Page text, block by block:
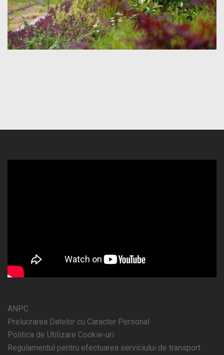
ANPC
Prelucrarea Datelor cu Caracter Personal
Politica de Utilizare Cookie-uri
Regulamentul pentru efectuarea serviciului de transport